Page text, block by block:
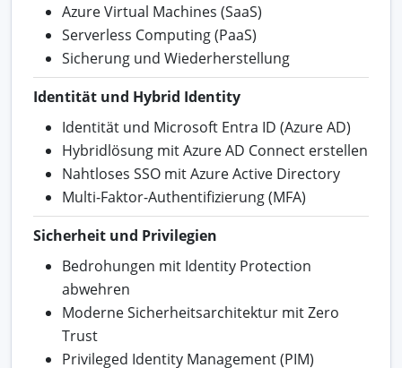
Azure Virtual Machines (SaaS)
Serverless Computing (PaaS)
Sicherung und Wiederherstellung
Identität und Hybrid Identity
Identität und Microsoft Entra ID (Azure AD)
Hybridlösung mit Azure AD Connect erstellen
Nahtloses SSO mit Azure Active Directory
Multi-Faktor-Authentifizierung (MFA)
Sicherheit und Privilegien
Bedrohungen mit Identity Protection
abwehren
Moderne Sicherheitsarchitektur mit Zero
Trust
Privileged Identity Management (PIM)